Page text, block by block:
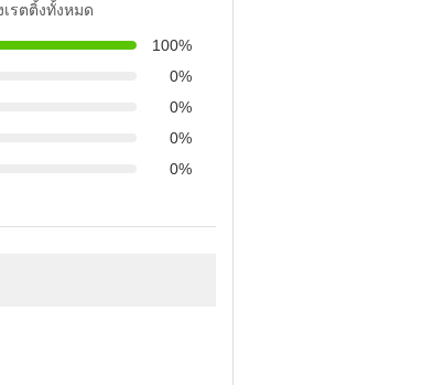
รตติ้งทั้งหมด
100%
0%
0%
0%
0%